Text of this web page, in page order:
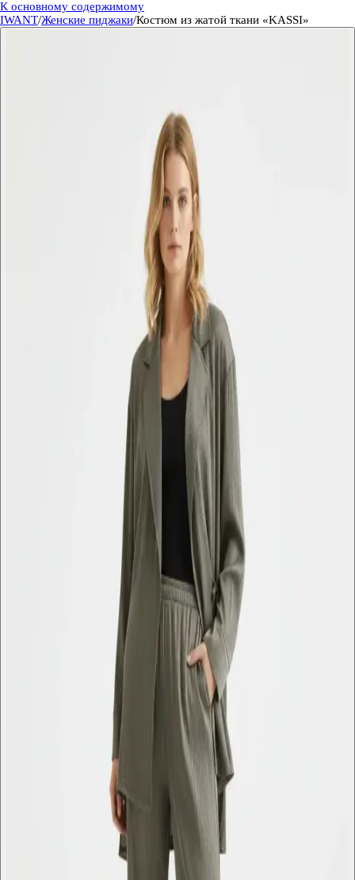
К основному содержимому
IWANT/Женские пиджаки/Костюм из жатой ткани «KASSI»